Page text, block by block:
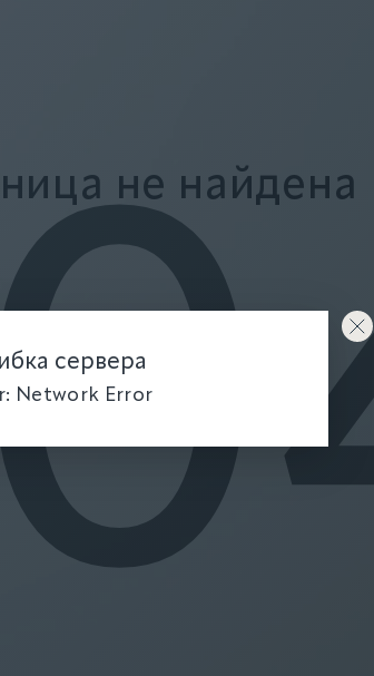
не найдена
сервера
Network Error